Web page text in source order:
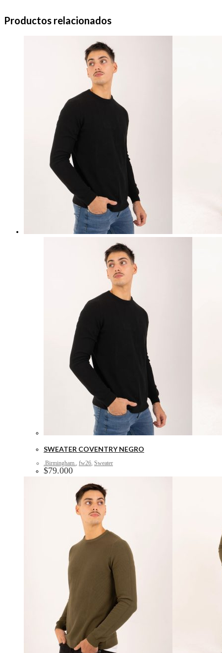
Productos relacionados
SWEATER COVENTRY NEGRO
.Birmingham. fw26 Sweater
$79.000